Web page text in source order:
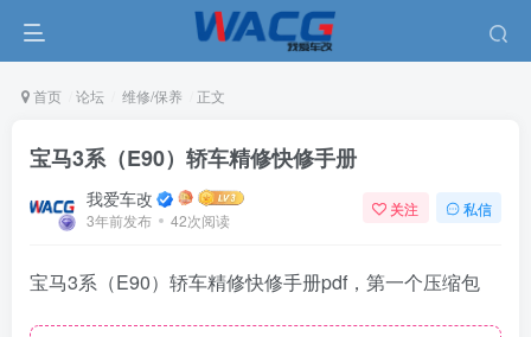
首页 论坛 维修/保养 正文
宝马3系（E90）轿车精修快修手册
我爱车改
3年前发布 42次阅读
关注 私信
宝马3系（E90）轿车精修快修手册pdf，第一个压缩包